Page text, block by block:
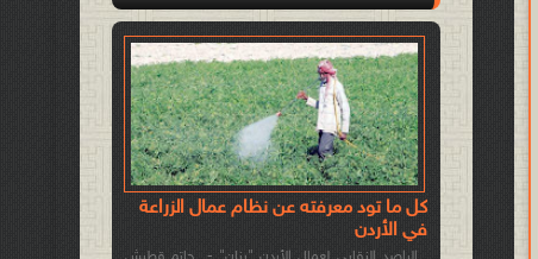
كل ما تود معرفته عن نظام عمال الزراعة
في الأردن